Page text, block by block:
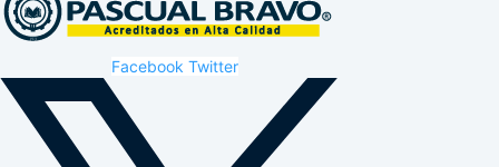
Facebook Twitter